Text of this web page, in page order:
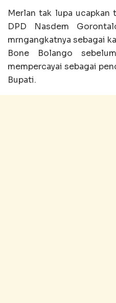
Merlan tak lupa ucapkan
DPD Nasdem
mrngangkatnya sebagai
Bone Bolango
mempercayai sebagai
Bupati.